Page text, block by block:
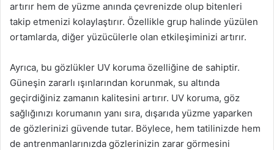
artırır hem de yüzme anında çevrenizde olup bitenleri
takip etmenizi kolaylaştırır. Özellikle grup halinde yüzülen
ortamlarda, diğer yüzücülerle olan etkileşiminizi artırır.
Ayrıca, bu gözlükler UV koruma özelliğine de sahiptir.
Güneşin zararlı ışınlarından korunmak, su altında
geçirdiğiniz zamanın kalitesini artırır. UV koruma, göz
sağlığınızı korumanın yanı sıra, dışarıda yüzme yaparken
de gözlerinizi güvende tutar. Böylece, hem tatilinizde hem
de antrenmanlarınızda gözlerinizin zarar görmesini